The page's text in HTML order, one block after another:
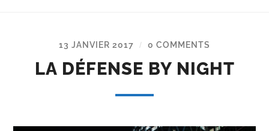
13 JANVIER 2017 / 0 COMMENTS
LA DÉFENSE BY NIGHT